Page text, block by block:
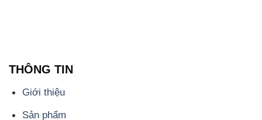
THÔNG TIN
Giới thiệu
Sản phẩm